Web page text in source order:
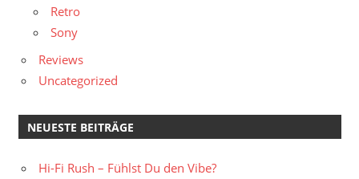
Retro
Sony
Reviews
Uncategorized
NEUESTE BEITRÄGE
Hi-Fi Rush – Fühlst Du den Vibe?